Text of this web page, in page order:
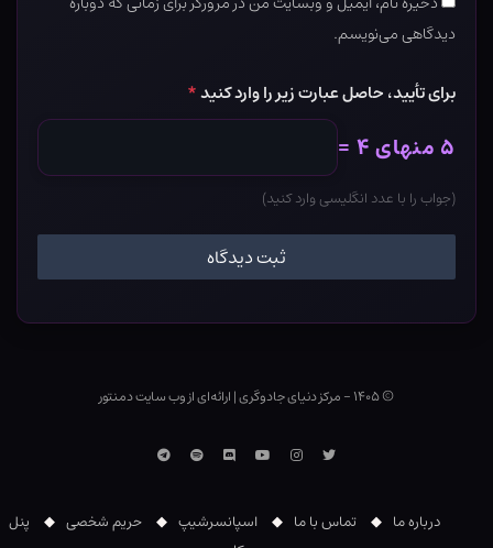
دیدگاهی می‌نویسم.
برای تأیید، حاصل عبارت زیر را وارد کنید*
۵ منهای ۴ =
(جواب را با عدد انگلیسی وارد کنید)
© ۱۴۰۵ - مرکز دنیای جادوگری |ارائه‌ای از وب ‌سایت دمنتور
توییتراینستاگرام
یوتوبDiscordاسپاتیفایتلگرام
درباره ما تماس با ما اسپانسرشیپ حریم شخصی
پنل